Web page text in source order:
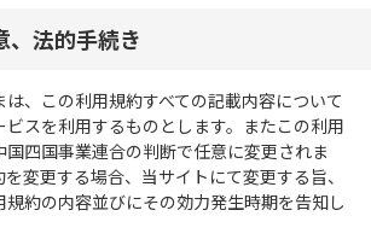
、法的手続き
、この利用規約すべての記載内容について
スを利用するものとします。またこの利用
四国事業連合の判断で任意に変更されま
変更する場合、当サイトにて変更する旨、
規約の内容並びにその効力発生時期を告知し